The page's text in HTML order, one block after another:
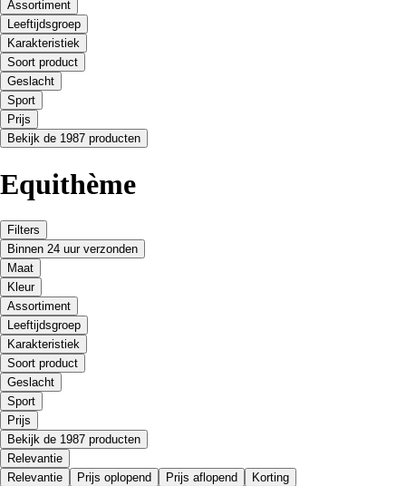
Assortiment
Leeftijdsgroep
Karakteristiek
Soort product
Geslacht
Sport
Prijs
Bekijk de 1987 producten
Equithème
Filters
Binnen 24 uur verzonden
Maat
Kleur
Assortiment
Leeftijdsgroep
Karakteristiek
Soort product
Geslacht
Sport
Prijs
Bekijk de 1987 producten
Relevantie
Relevantie
Prijs oplopend Prijs aflopend Korting